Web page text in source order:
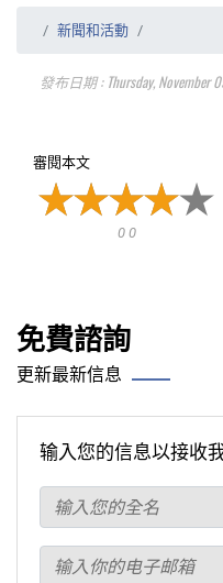
新聞和活動
發布日期 : Thursday, November
審閱本文
0 0
免費諮詢
更新最新信息
输入您的信息以接收